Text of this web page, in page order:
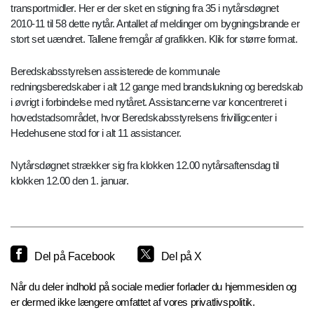
transportmidler. Her er der sket en stigning fra 35 i nytårsdøgnet
2010-11 til 58 dette nytår. Antallet af meldinger om bygningsbrande er
stort set uændret. Tallene fremgår af grafikken. Klik for større format.
Beredskabsstyrelsen assisterede de kommunale
redningsberedskaber i alt 12 gange med brandslukning og beredskab
i øvrigt i forbindelse med nytåret. Assistancerne var koncentreret i
hovedstadsområdet, hvor Beredskabsstyrelsens frivilligcenter i
Hedehusene stod for i alt 11 assistancer.
Nytårsdøgnet strækker sig fra klokken 12.00 nytårsaftensdag til
klokken 12.00 den 1. januar.
Del på Facebook Del på X
Når du deler indhold på sociale medier forlader du hjemmesiden og
er dermed ikke længere omfattet af vores privatlivspolitik.